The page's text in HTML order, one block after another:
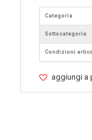
Categoria
Sottocategoria
Condizioni
aggiungi a